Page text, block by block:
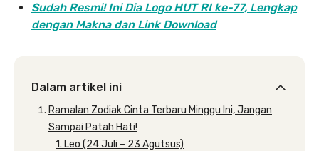
Sudah Resmi! Ini Dia Logo HUT RI ke-77, Lengkap
dengan Makna dan Link Download
Dalam artikel ini
Ramalan Zodiak Cinta Terbaru Minggu Ini, Jangan
Sampai Patah Hati!
1. Leo (24 Juli – 23 Agutsus)